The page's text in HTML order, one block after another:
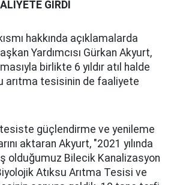
GİRDİ
hakkında açıklamalarda
Yardımcısı Gürkan Akyurt,
birlikte 6 yıldır atıl halde
arıtma tesisinin de faaliyete
güçlendirme ve yenileme
aktaran Akyurt, "2021 yılında
olduğumuz Bilecik Kanalizasyon
Atıksu Arıtma Tesisi ve